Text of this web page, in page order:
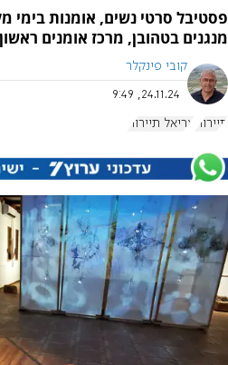
פסטיבל סרטי נשים, אומנות בימי
מנגנים בטהובן, מרכז אומנים
קובי פינקלר
24.11.24, 9:49
תיירות אריאל תיירות